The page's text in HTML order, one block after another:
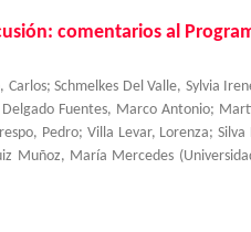
comentarios al
Carlos;Schmelkes Del Valle, Sylvia
Delgado Fuentes, Marco Antonio;
Pedro; Villa Levar, Lorenza;Silva
Muñoz, María Mercedes (